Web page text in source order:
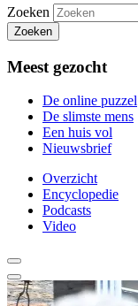
Zoeken
Zoeken
Meest gezocht
De online puzzel
De slimste mens
Een huis vol
Nieuwsbrief
Overzicht
Encyclopedie
Podcasts
Video